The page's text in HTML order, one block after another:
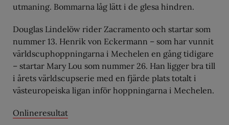
utmaning. Bommarna låg lätt i de glesa hindren.
Douglas Lindelöw rider Zacramento och startar som
nummer 13. Henrik von Eckermann – som har vunnit
världscuphoppningarna i Mechelen en gång tidigare
– startar Mary Lou som nummer 26. Han ligger bra till
i årets världscupserie med en fjärde plats totalt i
västeuropeiska ligan inför hoppningarna i Mechelen.
Onlineresultat